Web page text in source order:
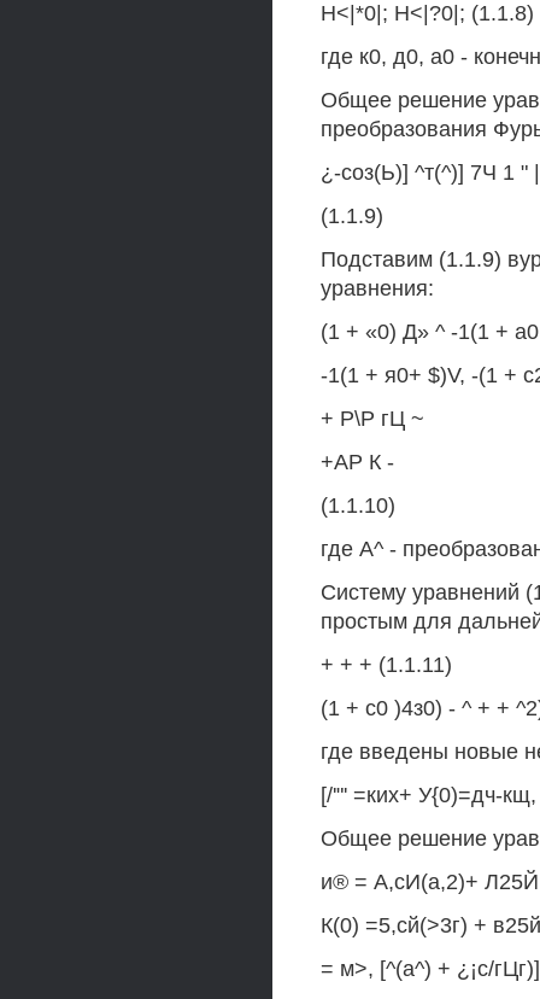
Н<|*0|; Н<|?0|; (1.1.8)
где к0, д0, а0 -
Общее решение
преобразования
¿-соз(Ь)] ^т(^)] 7Ч 1 "
(1.1.9)
Подставим (1.1.9)
уравнения:
(1 + «0) Д» ^ -1(1 +
-1(1 + я0+ $)V, -(1 +
+ Р\Р гЦ ~
+АР К -
(1.1.10)
где А^ -
Систему уравнений
простым для
+ + + (1.1.11)
(1 + с0 )4з0) - ^ + +
где введены новые
[/'"' =ких+ У{0)=дч-
Общее решение
и® = А,сИ(а,2)+
К(0) =5,сй(>3г) +
= м>, [^(а^) + ¿¡с/